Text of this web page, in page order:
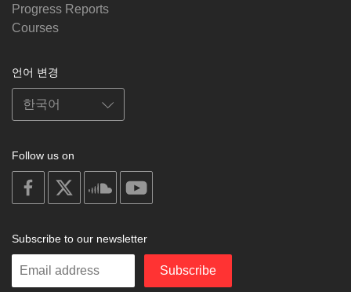
Progress Reports
Courses
언어 변경
Follow us on
on
facebook
soundcloud
Subscribe to our newsletter
Enter
Subscribe